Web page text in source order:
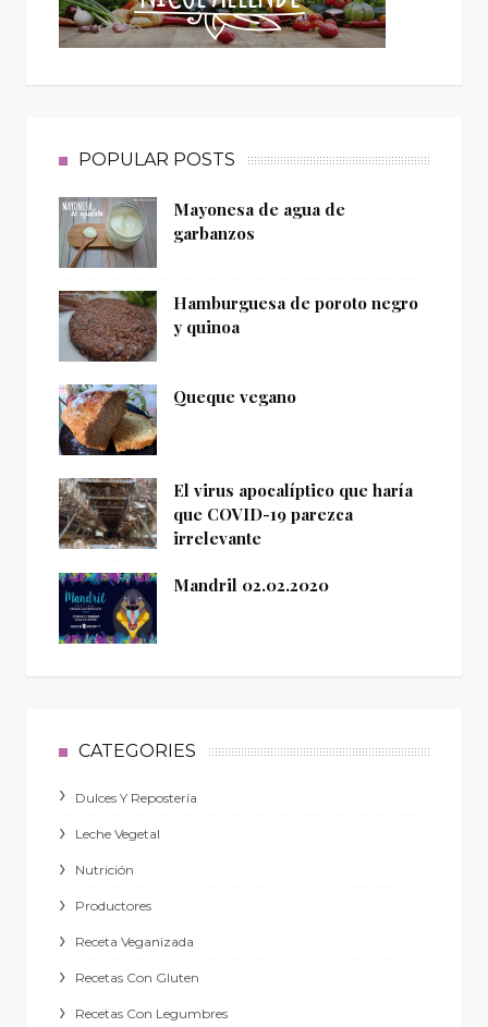
POPULAR POSTS
Mayonesa de agua de
garbanzos
Hamburguesa de poroto negro
y quinoa
Queque vegano
El virus apocalíptico que haría
que COVID-19 parezca
irrelevante
Mandril 02.02.2020
CATEGORIES
Dulces Y Repostería
Leche Vegetal
Nutrición
Productores
Receta Veganizada
Recetas Con Gluten
Recetas Con Legumbres